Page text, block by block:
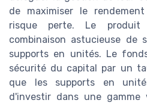
de maximiser le
risque perte. Le produit
combinaison astucieuse de
supports en unités. Le
sécurité du capital par un
que les supports en
d'investir dans une